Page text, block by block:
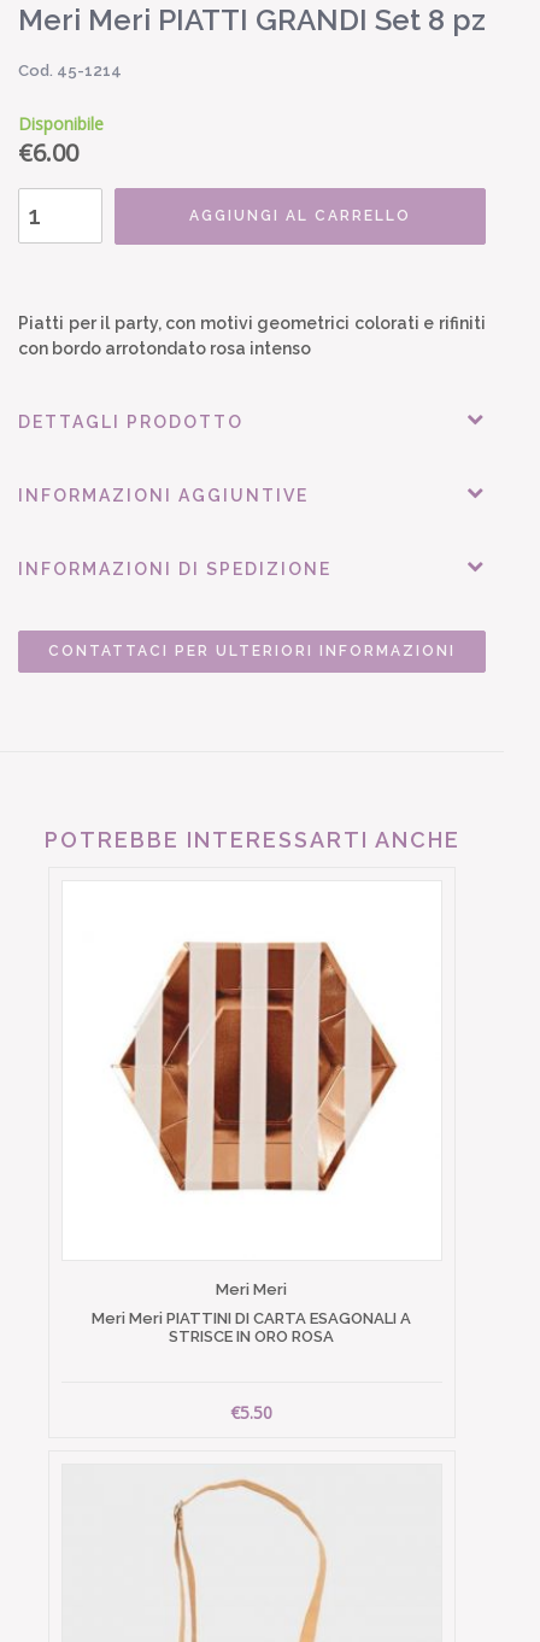
Meri Meri PIATTI GRANDI Set 8 pz
Cod. 45-1214
Disponibile
€6.00
AGGIUNGI AL CARRELLO
Piatti per il party, con motivi geometrici colorati e rifiniti
con bordo arrotondato rosa intenso
DETTAGLI PRODOTTO
INFORMAZIONI AGGIUNTIVE
INFORMAZIONI DI SPEDIZIONE
CONTATTACI PER ULTERIORI INFORMAZIONI
POTREBBE INTERESSARTI ANCHE
Meri Meri
Meri Meri PIATTINI DI CARTA ESAGONALI A
STRISCE IN ORO ROSA
€5.50